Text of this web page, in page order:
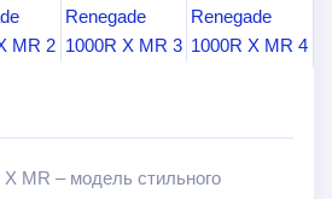
MR – модель стильного